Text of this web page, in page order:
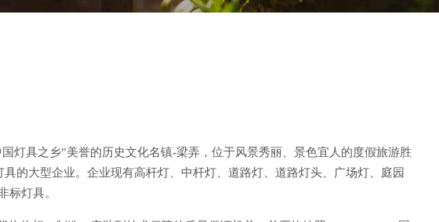
灯具之乡”美誉的历史文化名镇-梁弄，位于风景秀丽、景色宜人的度假旅游胜
的大型企业。企业现有高杆灯、中杆灯、道路灯、道路灯头、广场灯、庭园
灯具。